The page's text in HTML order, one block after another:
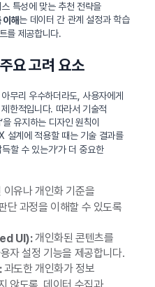
특성에 맞는 추천 전략을
해는 데이터 간 관계 설정과 학습
를 제공합니다.
요 고려 요소
무리 우수하더라도, 사용자에게
한적입니다. 따라서 기술적
유지하는 디자인 원칙이
설계에 적용할 때는 기술 결과를
득할 수 있는가’가 더 중요한
유나 개인화 기준을
단 과정을 이해할 수 있도록
UI):개인화된 콘텐츠를
자 설정 기능을 제공합니다.
과도한 개인화가 정보